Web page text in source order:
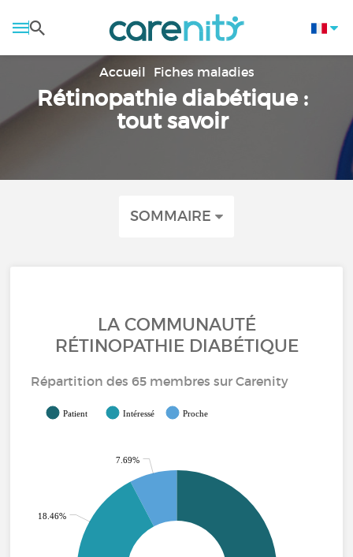
Accueil Fiches maladies
Rétinopathie diabétique :
tout savoir
SOMMAIRE
LA COMMUNAUTÉ
RÉTINOPATHIE DIABÉTIQUE
Répartition des 65 membres sur Carenity
Patient Intéressé Proche
18.46%
7.69%